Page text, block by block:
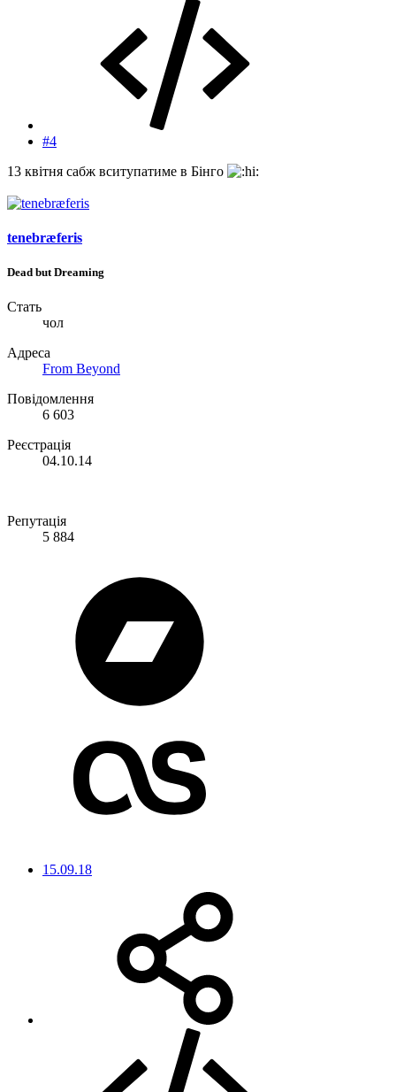
#4
13 квітня сабж вситупатиме в Бінго
tenebræferis
Dead but Dreaming
Стать
чол
Адреса
From Beyond
Повідомлення
6 603
Реєстрація
04.10.14
Репутація
5 884
15.09.18